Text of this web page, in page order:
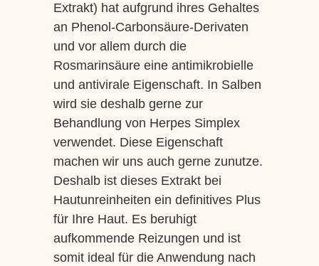
Extrakt) hat aufgrund ihres Gehaltes
an Phenol-Carbonsäure-Derivaten
und vor allem durch die
Rosmarinsäure eine antimikrobielle
und antivirale Eigenschaft. In Salben
wird sie deshalb gerne zur
Behandlung von Herpes Simplex
verwendet. Diese Eigenschaft
machen wir uns auch gerne zunutze.
Deshalb ist dieses Extrakt bei
Hautunreinheiten ein definitives Plus
für Ihre Haut. Es beruhigt
aufkommende Reizungen und ist
somit ideal für die Anwendung nach